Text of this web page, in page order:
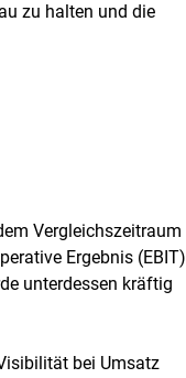
zu halten und die
Vergleichszeitraum
Ergebnis (EBIT)
unterdessen kräftig
bei Umsatz